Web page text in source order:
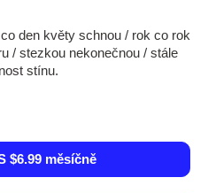
den květy schnou / rok co rok
/ stezkou nekonečnou / stále
stínu.
$6.99 měsíčně